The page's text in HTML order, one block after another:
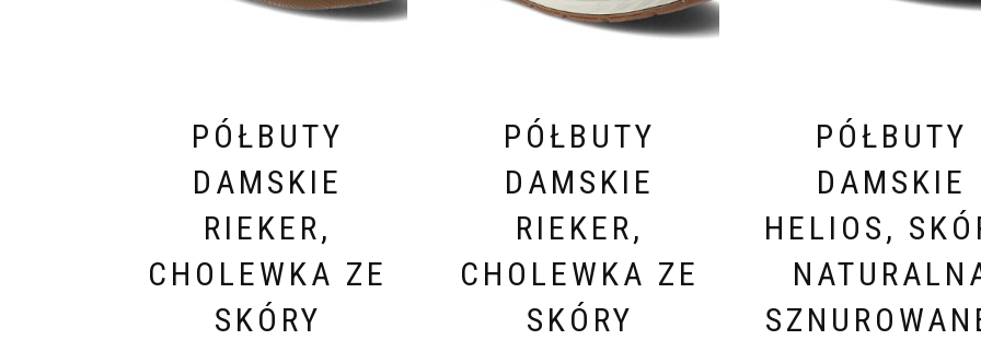
PÓŁBUTY
DAMSKIE
RIEKER,
CHOLEWKA ZE
SKÓRY
PÓŁBUTY
DAMSKIE
RIEKER,
CHOLEWKA ZE
SKÓRY
PÓŁBUTY
DAMSKIE
HELIOS,